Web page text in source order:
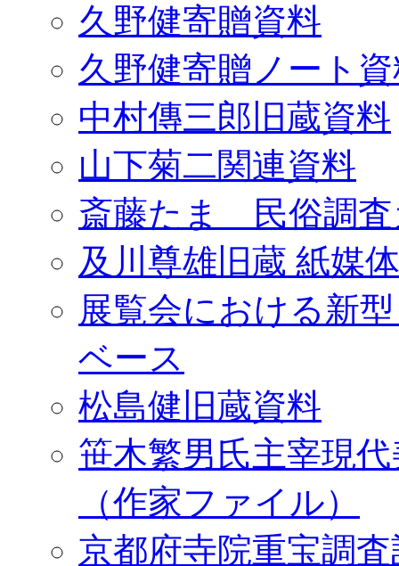
久野健寄贈資料
久野健寄贈ノート
中村傳三郎旧蔵資料
山下菊二関連資料
斎藤たま 民俗調査
及川尊雄旧蔵 紙媒
展覧会における新
ベース
松島健旧蔵資料
笹木繁男氏主宰現
（作家ファイル）
京都府寺院重宝調